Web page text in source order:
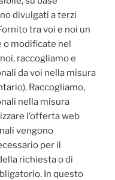
divulgati a terzi
tra voi e noi un
modificate nel
raccogliamo e
da voi nella misura
Raccogliamo,
nella misura
l’offerta web
vengono
per il
richiesta o di
In questo